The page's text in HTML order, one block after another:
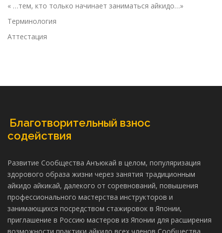
« …тем, кто только начинает заниматься айкидо…»
Терминология
Аттестация
Благотворительный взнос
содействия
Развитие Сообщества Анъюкай в целом, популяризация
здорового образа жизни через занятия традиционным
айкидо айкикай, далекого от соревнований, повышения
профессионального мастерства инструкторов и
занимающихся посредством стажировок в Японии,
приглашение в Россию мастеров из Японии для расширения